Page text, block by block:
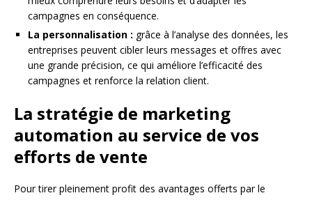
campagnes en conséquence.
La personnalisation : grâce à l’analyse des données, les
entreprises peuvent cibler leurs messages et offres avec
une grande précision, ce qui améliore l’efficacité des
campagnes et renforce la relation client.
La stratégie de marketing
automation au service de vos
efforts de vente
Pour tirer pleinement profit des avantages offerts par le